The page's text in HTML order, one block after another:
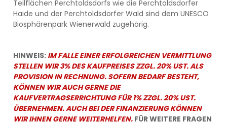
Teilflächen Perchtoldsdorfs wie die Perchtoldsdorfer
Haide und der Perchtoldsdorfer Wald sind dem UNESCO
Biosphärenpark Wienerwald zugehörig.
HINWEIS:IM FALLE EINER ERFOLGREICHEN VERMITTLUNG
STELLEN WIR 3% DES KAUFPREISES ZZGL. 20% UST. ALS
PROVISION IN RECHNUNG. SOFERN BEDARF BESTEHT,
KÖNNEN WIR AUCH GERNE DIE
KAUFVERTRAGSERRICHTUNG FÜR 1% ZZGL. 20% UST.
ÜBERNEHMEN. AUCH BEI DER FINANZIERUNG KÖNNEN
WIR IHNEN GERNE WEITERHELFEN. FÜR WEITERE FRAGEN